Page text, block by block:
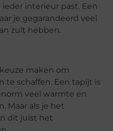
interieur past. Een
je gegarandeerd veel
zult hebben.
maken om
te schaffen. Een tapijt is
veel warmte en
Maar als je het
dit juist het